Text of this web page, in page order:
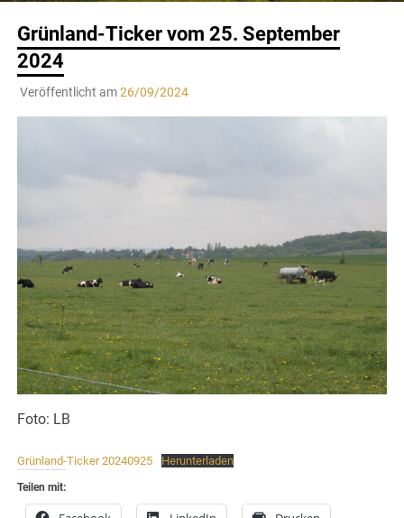
Grünland-Ticker vom 25. September
2024
Veröffentlicht am26/09/2024
Foto: LB
Grünland-Ticker 20240925 Herunterladen
Teilen mit: